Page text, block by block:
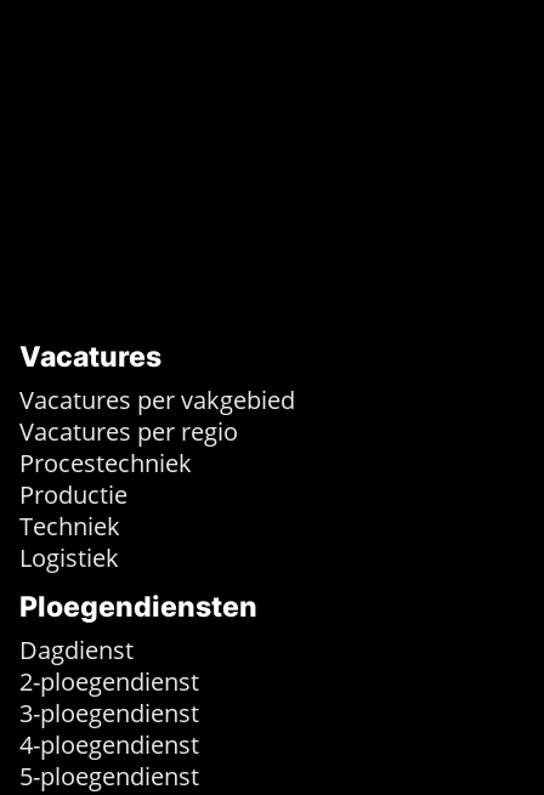
Vacatures
Vacatures per vakgebied
Vacatures per regio
Procestechniek
Productie
Techniek
Logistiek
Ploegendiensten
Dagdienst
2-ploegendienst
3-ploegendienst
4-ploegendienst
5-ploegendienst